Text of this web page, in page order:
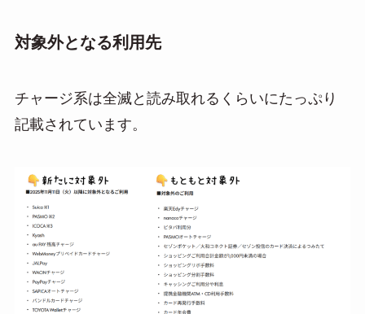
対象外となる利用先
チャージ系は全滅と読み取れるくらいにたっぷり
記載されています。